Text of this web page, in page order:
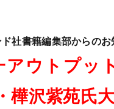
ド社書籍編集部からのお
アウトプッ
樺沢紫苑氏